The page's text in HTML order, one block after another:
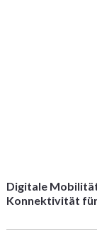
Digitale
Konnektivität